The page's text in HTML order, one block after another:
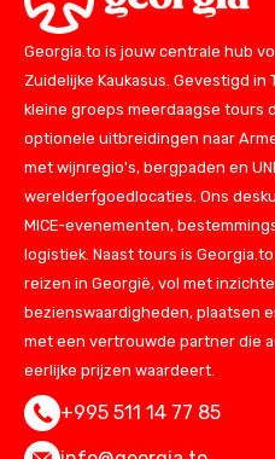
Georgia.to is jouw centrale hub
Zuidelijke Kaukasus. Gevestigd
kleine groeps meerdaagse tours
optionele uitbreidingen naar
met wijnregio's, bergpaden en
werelderfgoedlocaties. Ons
MICE-evenementen,
logistiek. Naast tours is
reizen in Georgië, vol met
bezienswaardigheden, plaatsen
met een vertrouwde partner die
eerlijke prijzen waardeert.
+995 511 14 77 85